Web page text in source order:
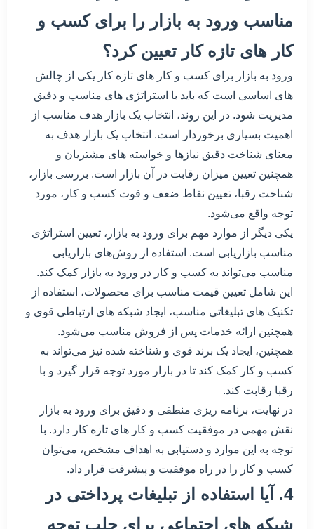
مناسب ورود به بازار را برای کسب و
کار های تازه کار تعیین کرد؟
ورود به بازار برای کسب و کار های تازه کار یکی از چالش
های اساسی است که باید با استراتژی های مناسب و دقیق
مدیریت شود. در این روند، انتخاب یک بازار هدف مناسب از
اهمیت بسیاری برخوردار است. انتخاب یک بازار هدف به
معنای شناخت دقیق نیازها و خواسته های مشتریان و
همچنین تعیین میزان رقابت در آن بازار است. بررسی بازار،
شناخت رقبا، تعیین نقاط ضعف و قوت کسب و کار، مورد
توجه واقع می‌شود.
یکی دیگر از موارد مهم برای ورود به بازار، تعیین استراتژی
مناسب بازاریابی است. استفاده از روش‌های بازاریابی
مناسب می‌تواند به کسب و کار در ورود به بازار کمک کند.
این شامل تعیین قیمت مناسب برای محصولات، استفاده از
تکنیک های تبلیغاتی مناسب، ایجاد شبکه های ارتباطی قوی و
همچنین ارائه خدمات پس از فروش مناسب می‌شود.
همچنین، ایجاد یک برند قوی و شناخته شده نیز می‌تواند به
کسب و کار کمک کند تا در بازار مورد توجه قرار گیرد و با
رقبا رقابت کند.
در نهایت، برنامه ریزی منطقی و دقیق برای ورود به بازار
نقش مهمی در موفقیت کسب و کار های تازه کار دارد. با
توجه به این موارد و دستیابی به اهداف مشخص، می‌توان
کسب و کار را در راه موفقیت و پیشرفت قرار داد.
4. آیا استفاده از تبلیغات پرداختی در
شبکه های اجتماعی برای جلب توجه